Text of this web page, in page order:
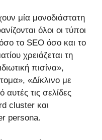
μία μονοδιάστατη
όλοι οι τύποι
το SEO όσο και το
χρειάζεται τη
πισίνα»,
«Δίκλινο με
τις σελίδες
cluster και
persona.